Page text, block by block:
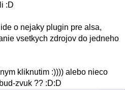
:D
o nejaky plugin pre alsa,
vsetkych zdrojov do jedneho
kliknutim :)))) alebo nieco
zvuk ?? :D:D